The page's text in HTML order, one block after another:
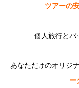
ツアーの
個人旅行とパ
あなただけのオリ ジ
ー